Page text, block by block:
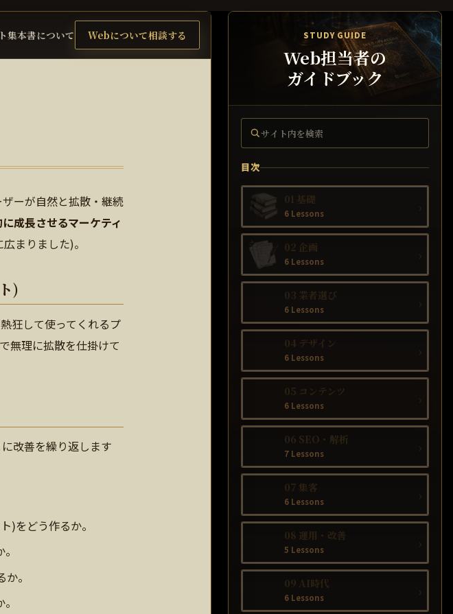
STUDY GUIDE
Web担当者の
ガイドブック
サイト内を検索
目次
01 基礎
6 Lessons ›
02 企画
6 Lessons ›
03 業者選び
6 Lessons ›
04 デザイン
6 Lessons ›
05 コンテンツ
6 Lessons ›
06 SEO・解析
7 Lessons ›
07 集客
6 Lessons ›
08 運用・改善
5 Lessons ›
09 AI時代
6 Lessons ›
集本書について Webについて相談する
ーが自然と拡散・継続
成長させるマーケティ
まりました)。
)
狂して使ってくれるプ
無理に拡散を仕掛けて
改善を繰り返します
)をどう作るか。
。